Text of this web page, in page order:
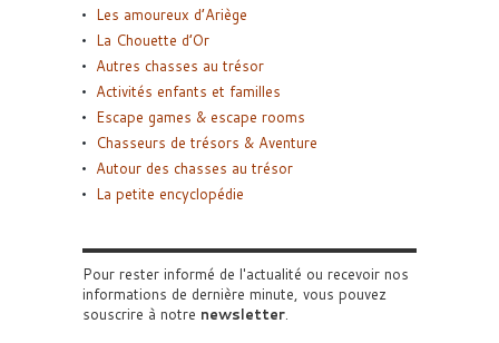
Les amoureux d’Ariège
La Chouette d’Or
Autres chasses au trésor
Activités enfants et familles
Escape games & escape rooms
Chasseurs de trésors & Aventure
Autour des chasses au trésor
La petite encyclopédie
Pour rester informé de l'actualité ou recevoir nos
informations de dernière minute, vous pouvez
souscrire à notre newsletter.